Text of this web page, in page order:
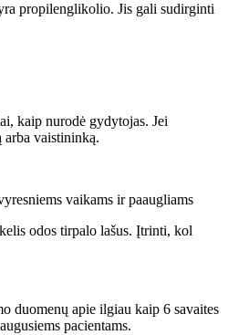
propilenglikolio. Jis gali sudirginti
kaip nurodė gydytojas. Jei
vaistininką.
vaikams ir paaugliams
odos tirpalo lašus. Įtrinti, kol
duomenų apie ilgiau kaip 6 savaites
pacientams.